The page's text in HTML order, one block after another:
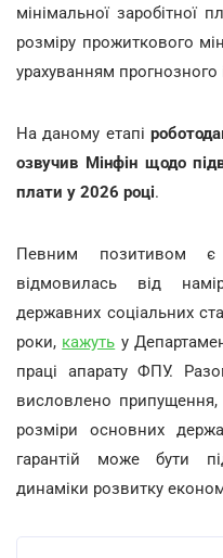
мінімальної заробітної
розміру прожиткового
урахуванням прогнозного
На даному етапі
озвучив Мінфін щодо
плати у 2026 році.
Певним позитивом
відмовилась від
державних соціальних
роки, кажуть у
праці апарату ФПУ.
висловлено
розміри основних
гарантій може бути
динаміки розвитку